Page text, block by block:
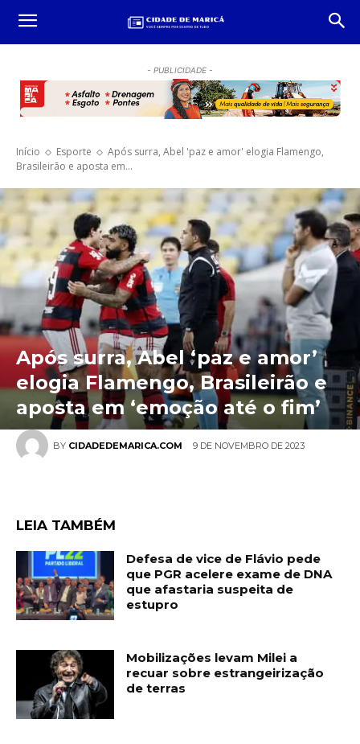
- PUBLICIDADE -
Início Esporte
Após surra, Abel 'paz e amor' elogia Flamengo,
Brasileirão e aposta em...
BY CIDADEDEMARICA.COM 9 DE NOVEMBRO DE 2023
Após surra, Abel ‘paz e amor’
elogia Flamengo, Brasileirão e
aposta em ‘emoção até o fim’
LEIA TAMBÉM
Defesa de vice de Flávio pede
que PGR acelere exame de DNA
que afastaria suspeita de
estupro
Mobilizações levam Milei a
recuar sobre estrangeirização
de terras